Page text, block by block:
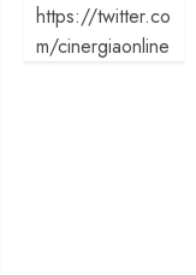
https://twitter.co
m/cinergiaonline